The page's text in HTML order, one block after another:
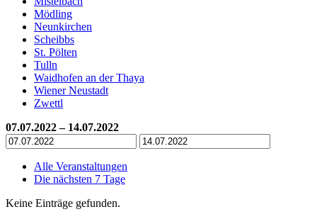
Mödling
Neunkirchen
Scheibbs
St. Pölten
Tulln
Waidhofen an der Thaya
Wiener Neustadt
Zwettl
07.07.2022 – 14.07.2022
Alle Veranstaltungen
Die nächsten 7 Tage
Keine Einträge gefunden.